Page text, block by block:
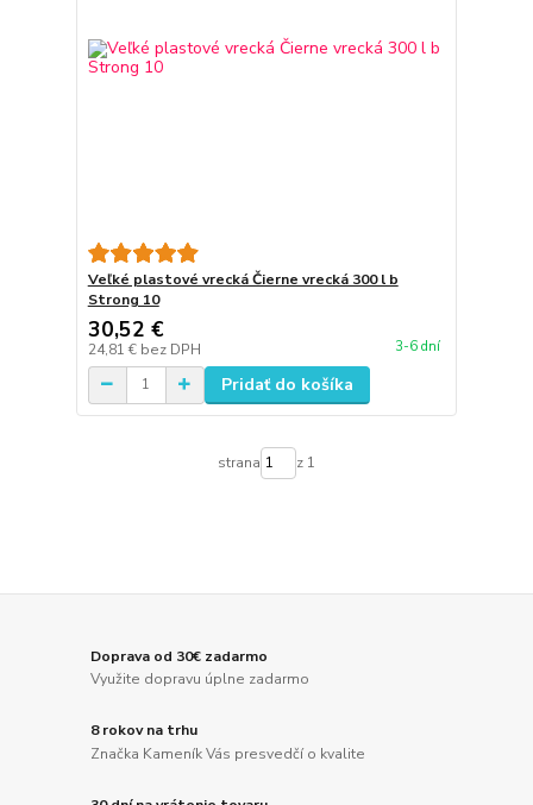
Veľké plastové vrecká Čierne vrecká 300 l b
Strong 10
30,52 €
24,81 € bez DPH 3-6 dní
Pridať do košíka
strana z 1
Doprava od 30€ zadarmo
Využite dopravu úplne zadarmo
8 rokov na trhu
Značka Kameník Vás presvedčí o kvalite